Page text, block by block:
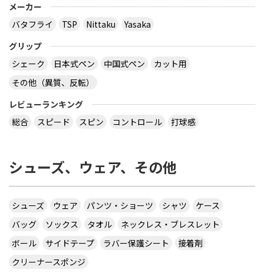
メーカー
バタフライ
TSP Nittaku
Yasaka
グリップ
シェーク
日本式ペン 中国式ペン
カット用
その他（異質、反転）
レビューランキング
総合
スピード スピン コントロール 打球感
シューズ、ウェア、その他
シューズ ウェア パンツ・ショーツ シャツ
ケース
バッグ
ソックス タオル
ネックレス・ブレスレット
ボール
サイドテープ ラバー保護シート
接着剤
クリーナースポンジ